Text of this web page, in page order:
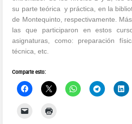
su parte teórica y práctica, en la
de Montequinto, respectivamente.
las que participaron en estos
asignaturas, como: preparación
técnica, etc.
Comparte esto: